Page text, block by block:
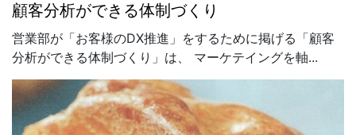
顧客分析ができる体制づくり
営業部が「お客様のDX推進」をするために掲げる「顧客
分析ができる体制づくり」は、 マーケテイングを軸...